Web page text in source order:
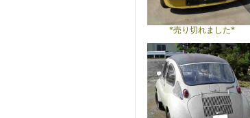
*売り切れました*